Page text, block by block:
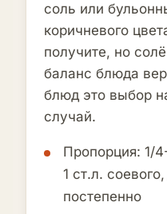
соль или
коричневого
получите, но
баланс блюда
блюд это выбор
случай.
Пропорция: 1/
1 ст.л.
постепенно